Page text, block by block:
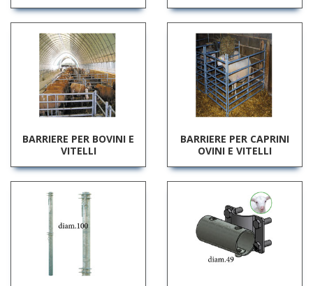
BARRIERE PER BOVINI E
VITELLI
BARRIERE PER CAPRINI
OVINI E VITELLI